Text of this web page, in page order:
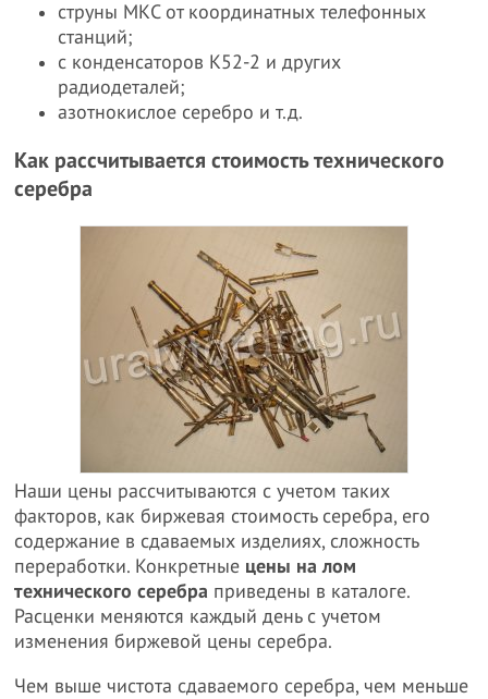
струны МКС от координатных телефонных
станций;
с конденсаторов К52-2 и других
радиодеталей;
азотнокислое серебро и т.д.
Как рассчитывается стоимость технического
серебра
Наши цены рассчитываются с учетом таких
факторов, как биржевая стоимость серебра, его
содержание в сдаваемых изделиях, сложность
переработки. Конкретные цены на лом
технического серебра приведены в каталоге.
Расценки меняются каждый день с учетом
изменения биржевой цены серебра.
Чем выше чистота сдаваемого серебра, чем меньше